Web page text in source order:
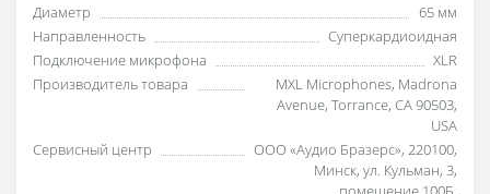
Диаметр
65 мм
Направленность
Суперкардиоидная
Подключение микрофона
XLR
Производитель товара
MXL Microphones, Madrona
Avenue, Torrance, CA 90503,
USA
Сервисный центр
ООО «Аудио Бразерс», 220100,
Минск, ул. Кульман, 3,